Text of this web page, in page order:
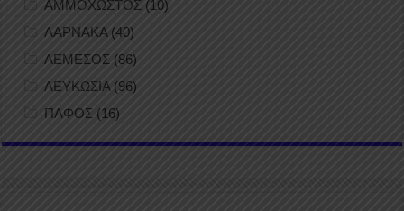
ΑΜΜΟΧΩΣΤΟΣ (10)
ΛΑΡΝΑΚΑ(40)
ΛΕΜΕΣΟΣ (86)
ΛΕΥΚΩΣΙΑ (96)
ΠΑΦΟΣ (16)